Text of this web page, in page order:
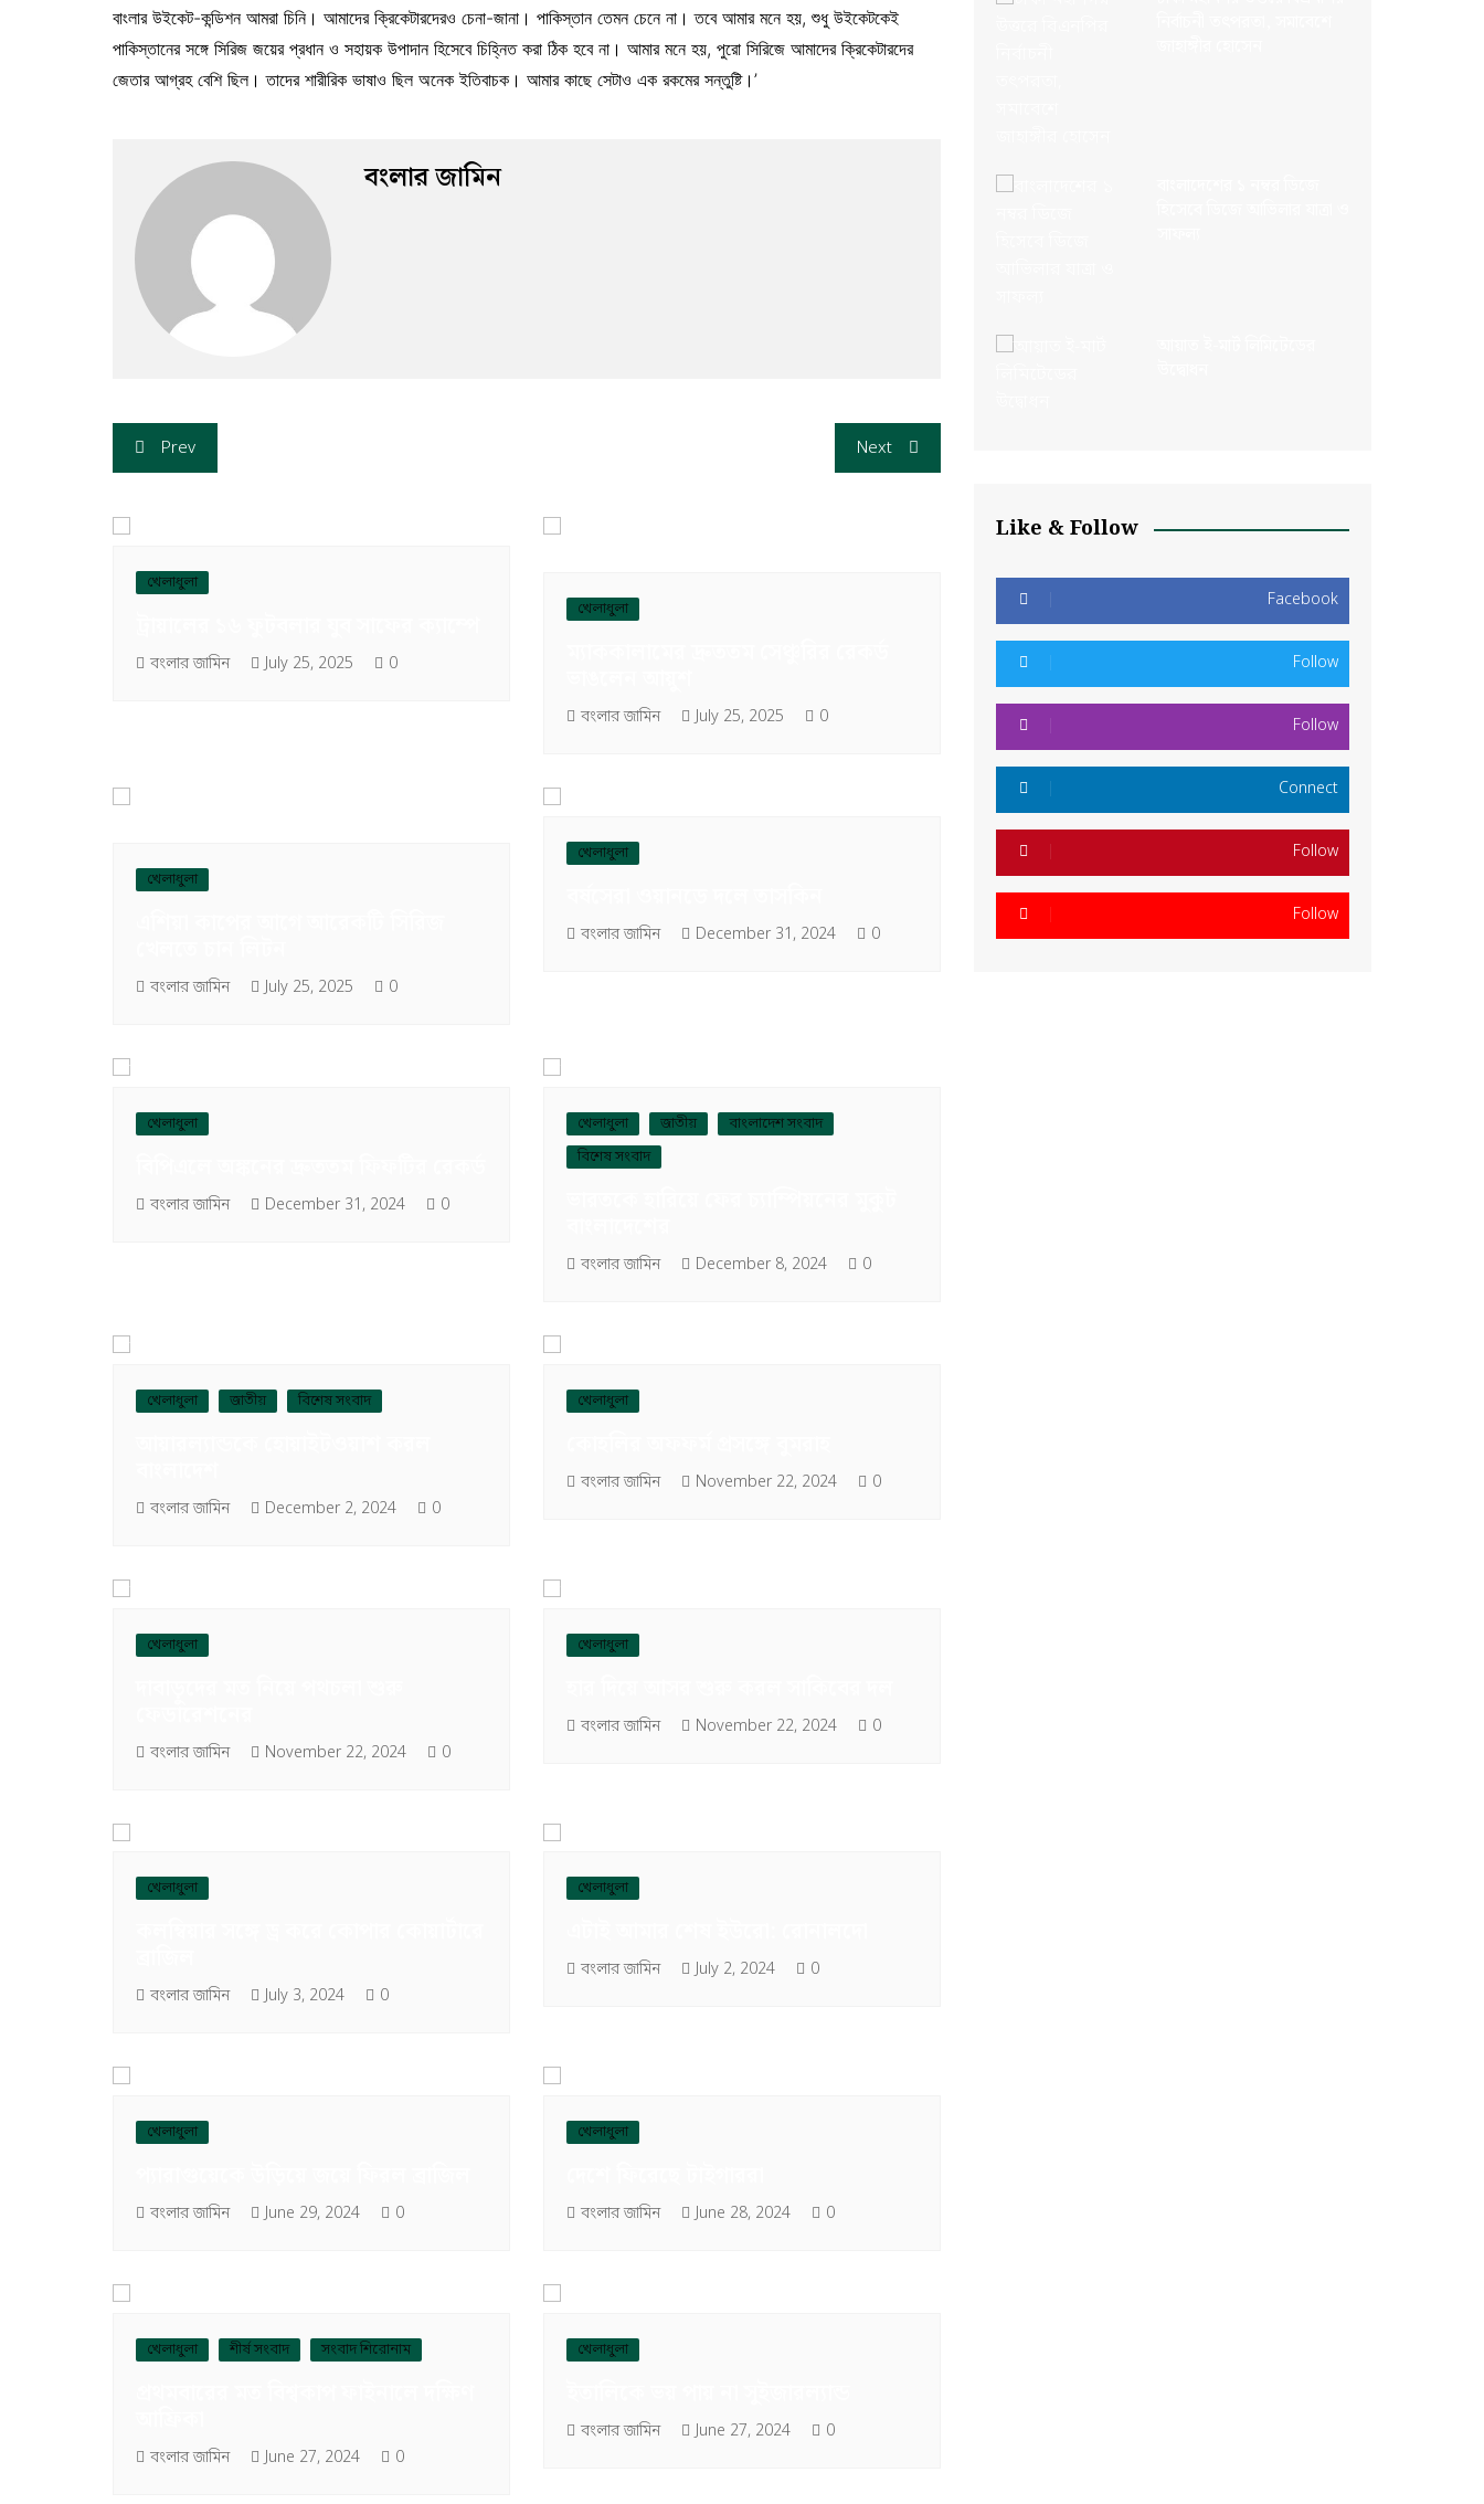
বাংলার উইকেট-কন্ডিশন আমরা চিনি। আমাদের ক্রিকেটারদেরও চেনা-জানা। পাকিস্তান তেমন চেনে না। তবে আমার মনে হয়, শুধু উইকেটকেই
পাকিস্তানের সঙ্গে সিরিজ জয়ের প্রধান ও সহায়ক উপাদান হিসেবে চিহ্নিত করা ঠিক হবে না। আমার মনে হয়, পুরো সিরিজে আমাদের ক্রিকেটারদের
জেতার আগ্রহ বেশি ছিল। তাদের শারীরিক ভাষাও ছিল অনেক ইতিবাচক। আমার কাছে সেটাও এক রকমের সন্তুষ্টি।’
বংলার জামিন
Prev Next
খেলাধুলা
বংলার জামিন July 25, 2025 0
খেলাধুলা
বংলার জামিন July 25, 2025 0
খেলাধুলা
বংলার জামিন July 25, 2025 0
খেলাধুলা
বংলার জামিন December 31, 2024 0
খেলাধুলা
বংলার জামিন December 31, 2024 0
খেলাধুলা জাতীয়
বাংলাদেশ সংবাদ
বিশেষ সংবাদ
বংলার জামিন December 8, 2024 0
খেলাধুলা জাতীয় বিশেষ সংবাদ
বংলার জামিন December 2, 2024 0
খেলাধুলা
বংলার জামিন November 22, 2024 0
খেলাধুলা
বংলার জামিন November 22, 2024 0
খেলাধুলা
বংলার জামিন November 22, 2024 0
খেলাধুলা
বংলার জামিন July 3, 2024 0
খেলাধুলা
বংলার জামিন July 2, 2024 0
খেলাধুলা
বংলার জামিন June 29, 2024 0
খেলাধুলা
বংলার জামিন June 28, 2024 0
খেলাধুলা শীর্ষ সংবাদ সংবাদ শিরোনাম
বংলার জামিন June 27, 2024 0
খেলাধুলা
বংলার জামিন June 27, 2024 0
Like & Follow
Facebook
Follow
Follow
Connect
Follow
Follow